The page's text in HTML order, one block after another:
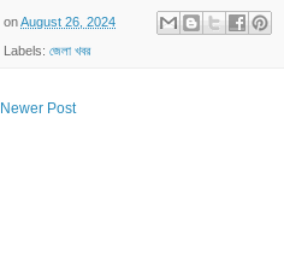
onAugust 26, 2024
Labels: জেলা খবর
Newer Post